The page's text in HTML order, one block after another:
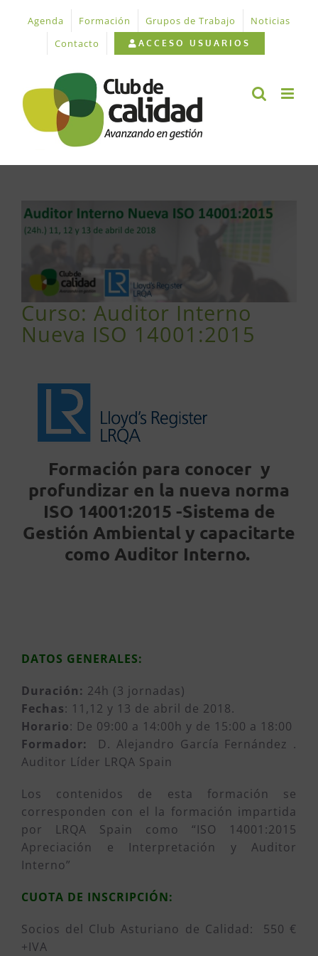
contenido
Agenda Formación Grupos de Trabajo
Noticias
Contacto
ACCESO USUARIOS
Ver
imagen
Curso: Auditor Interno
Nueva ISO 14001:2015
Formación para conocer y
profundizar en la nueva norma
ISO 14001:2015 -Sistema de
Gestión Ambiental y capacitarte
como Auditor Interno.
DATOS GENERALES:
Duración: 24h (3 jornadas)
Fechas: 11,12 y 13 de abril de 2018.
Horario: De 09:00 a 14:00h y de 15:00 a 18:00
Formador: D. Alejandro García Fernández .
Auditor Líder LRQA Spain
Los contenidos de esta formación se
corresponden con el la formación impartida
por LRQA Spain como “ISO 14001:2015
Apreciación e Interpretación y Auditor
Interno”
CUOTA DE INSCRIPCIÓN:
Socios del Club Asturiano de Calidad: 550 €
+IVA